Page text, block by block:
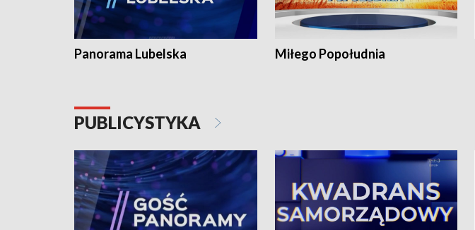
Panorama Lubelska Miłego Popołudnia
PUBLICYSTYKA